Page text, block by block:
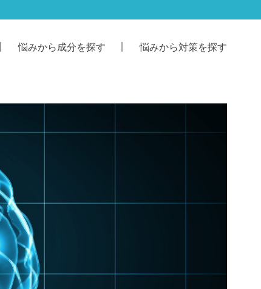
悩みから成分を探す 悩みから対策を探す